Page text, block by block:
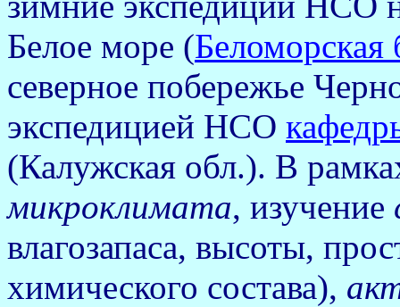
Белое море (Беломорская
северное побережье
экспедицией НСО
(Калужская обл.). В
микроклимата, изучение
влагозапаса, высоты,
химического состава),